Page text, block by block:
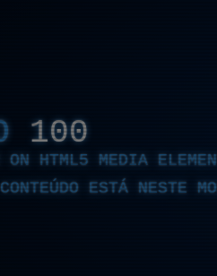
100
ON HTML5 MEDIA
ESTÁ NESTE